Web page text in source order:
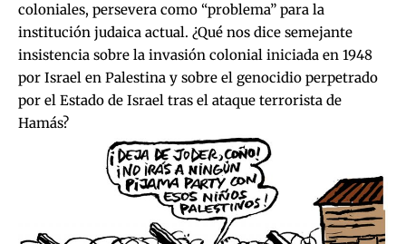
coloniales, persevera como “problema” para la
institución judaica actual. ¿Qué nos dice semejante
insistencia sobre la invasión colonial iniciada en 1948
por Israel en Palestina y sobre el genocidio perpetrado
por el Estado de Israel tras el ataque terrorista de
Hamás?